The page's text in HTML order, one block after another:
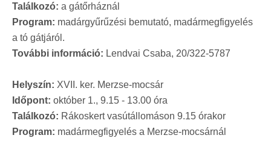
Találkozó: a gátőrháznál
Program: madárgyűrűzési bemutató, madármegfigyelés
a tó gátjáról.
További információ: Lendvai Csaba, 20/322-5787
Helyszín: XVII. ker. Merzse-mocsár
Időpont: október 1., 9.15 - 13.00 óra
Találkozó: Rákoskert vasútállomáson 9.15 órakor
Program: madármegfigyelés a Merzse-mocsárnál